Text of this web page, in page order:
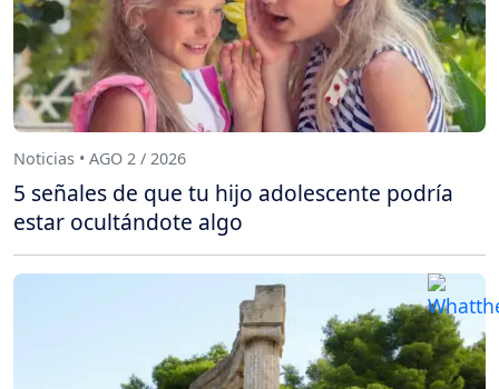
Noticias • AGO 2 / 2026
5 señales de que tu hijo adolescente podría
estar ocultándote algo